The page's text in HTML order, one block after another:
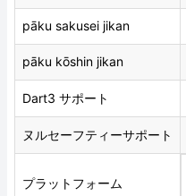
pāku sakusei jikan
pāku kōshin jikan
Dart3 サポート
ヌルセーフティーサポート
プラットフォーム